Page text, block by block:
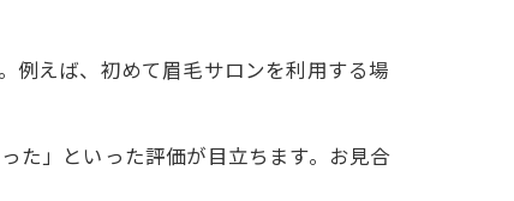
例えば、初めて眉毛サロンを利用する場
た」といった評価が目立ちます。お見合